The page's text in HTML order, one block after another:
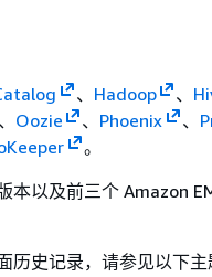
、 Hadoop 、
、 Oozie 、 Phoenix 、
。
本以及前三个 Amazon
史记录，请参见以下主